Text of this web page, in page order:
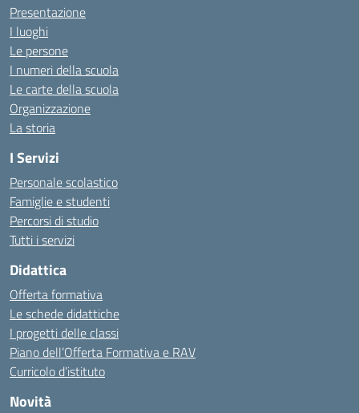
Presentazione
I luoghi
Le persone
I numeri della scuola
Le carte della scuola
Organizzazione
La storia
I Servizi
Personale scolastico
Famiglie e studenti
Percorsi di studio
Tutti i servizi
Didattica
Offerta formativa
Le schede didattiche
I progetti delle classi
Piano dell’Offerta Formativa e RAV
Curricolo d’istituto
Novità